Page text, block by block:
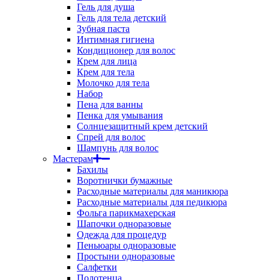
Гель для душа
Гель для тела детский
Зубная паста
Интимная гигиена
Кондиционер для волос
Крем для лица
Крем для тела
Молочко для тела
Набор
Пена для ванны
Пенка для умывания
Солнцезащитный крем детский
Спрей для волос
Шампунь для волос
Мастерам
Бахилы
Воротнички бумажные
Расходные материалы для маникюра
Расходные материалы для педикюра
Фольга парикмахерская
Шапочки одноразовые
Одежда для процедур
Пеньюары одноразовые
Простыни одноразовые
Салфетки
Полотенца